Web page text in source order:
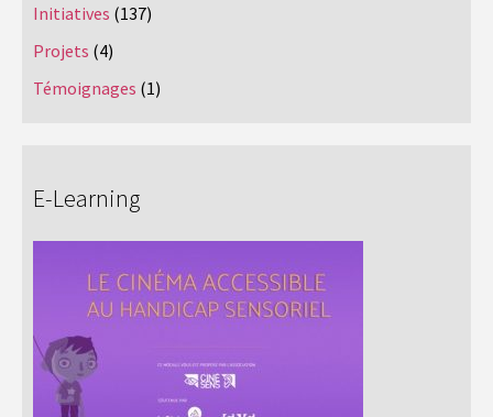
Initiatives (137)
Projets (4)
Témoignages (1)
E-Learning